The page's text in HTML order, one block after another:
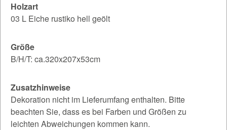
Holzart
03 L Eiche rustiko hell geölt
Größe
B/H/T: ca.320x207x53cm
Zusatzhinweise
Dekoration nicht im Lieferumfang enthalten. Bitte
beachten Sie, dass es bei Farben und Größen zu
leichten Abweichungen kommen kann.